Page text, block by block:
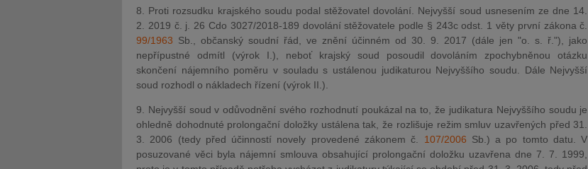
8. Proti rozsudku krajského soudu podal stěžovatel dovolání. Nejvyšší soud usnesením ze dne 14.
2. 2019 č. j. 26 Cdo 3027/2018-189 dovolání stěžovatele podle § 243c odst. 1 věty první zákona č.
99/1963 Sb., občanský soudní řád, ve znění účinném od 30. 9. 2017 (dále jen "o. s. ř."), jako
nepřípustné odmítl (výrok I.), neboť krajský soud posoudil dovoláním zpochybněnou otázku
skončení nájemního poměru v souladu s ustálenou judikaturou Nejvyššího soudu. Dále Nejvyšší
soud rozhodl o nákladech řízení (výrok II.).
9. Nejvyšší soud v odůvodnění svého rozhodnutí poukázal na to, že judikatura Nejvyššího soudu je
ohledně dohodnuté prolongační doložky ustálena tak, že rozlišuje režim smluv uzavřených před 31.
3. 2006 (tedy před účinností novely provedené zákonem č. 107/2006 Sb.) a po tomto datu. V
posuzované věci byla nájemní smlouva obsahující prolongační doložku uzavřena dne 7. 7. 1999,